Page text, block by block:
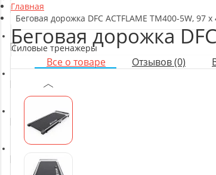
Кардиотренажеры
Силовые тренажеры
Свободные веса
Оборудование для настольного тенниса
Батуты
Главная
Беговая дорожка DFC ACTFLAME TM400-5W, 97 х
Беговая дорожка
Все о товаре Отзывов (0)